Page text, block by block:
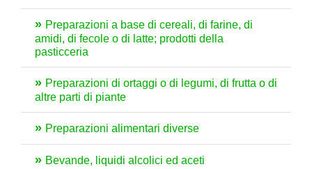
Preparazioni a base di cereali, di farine, di
amidi, di fecole o di latte; prodotti della
pasticceria
Preparazioni di ortaggi o di legumi, di frutta o di
altre parti di piante
Preparazioni alimentari diverse
Bevande, liquidi alcolici ed aceti